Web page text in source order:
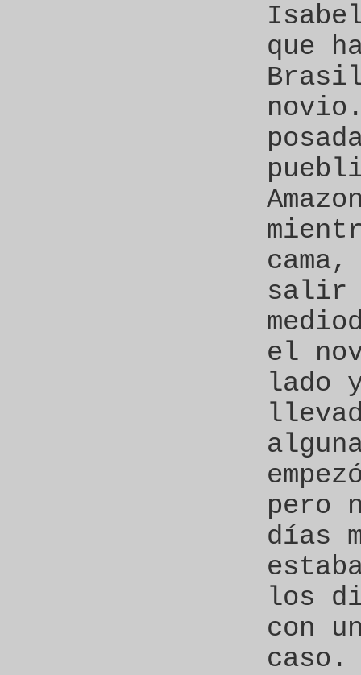
que
salir
el
lado
pero
días
los
con
caso.